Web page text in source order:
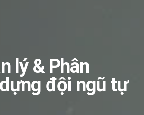
lý & Phân
đội ngũ tự